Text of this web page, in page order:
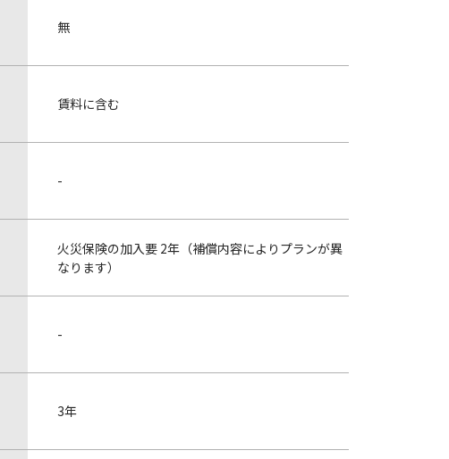
無
賃料に含む
-
火災保険の加入要 2年（補償内容によりプランが異
なります）
-
3年